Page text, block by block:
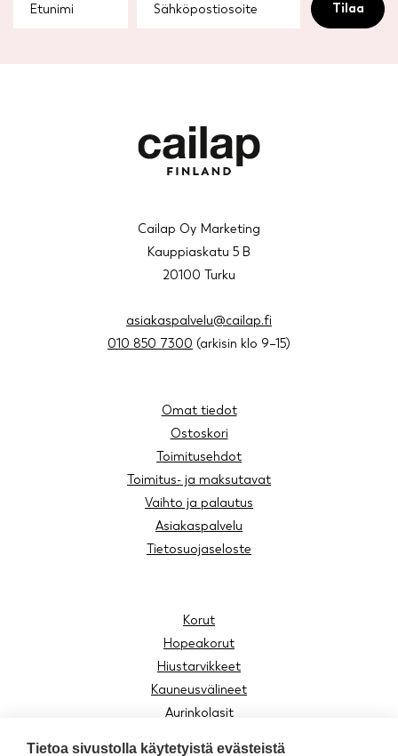
Cailap Oy Marketing
Kauppiaskatu 5 B
20100 Turku
asiakaspalvelu@cailap.fi
010 850 7300 (arkisin klo 9–15)
Omat tiedot
Ostoskori
Toimitusehdot
Toimitus- ja maksutavat
Vaihto ja palautus
Asiakaspalvelu
Tietosuojaseloste
Korut
Hopeakorut
Hiustarvikkeet
Kauneusvälineet
Aurinkolasit
Tietoa sivustolla käytetyistä evästeistä